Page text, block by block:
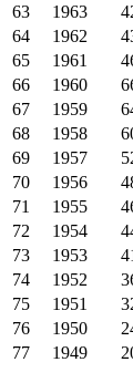
63
1963
64
1962
65
1961
66
1960
67
1959
68
1958
69
1957
70
1956
71
1955
72
1954
73
1953
74
1952
75
1951
76
1950
77
1949